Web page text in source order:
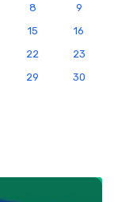
8
9
15
16
22
23
29
30